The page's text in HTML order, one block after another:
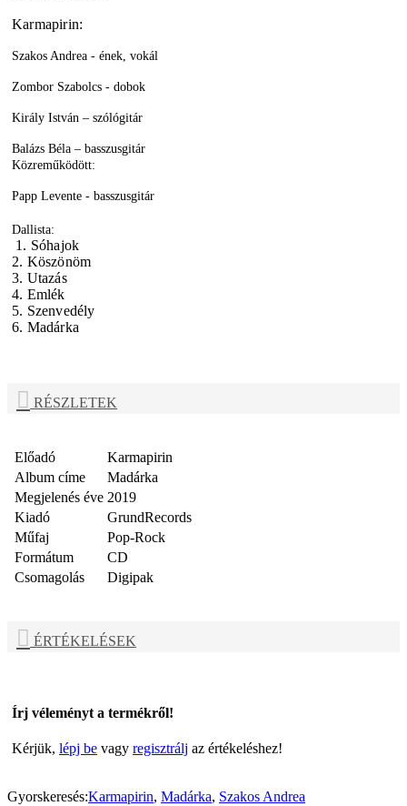
Karmapirin:
Szakos Andrea - ének, vokál
Zombor Szabolcs - dobok
Király István – szólógitár
Balázs Béla – basszusgitár
Közreműködött:
Papp Levente - basszusgitár
Dallista:
1. Sóhajok
2. Köszönöm
3. Utazás
4. Emlék
5. Szenvedély
6. Madárka
RÉSZLETEK
Előadó
Karmapirin
Album címe
Madárka
Megjelenés éve 2019
Kiadó
GrundRecords
Műfaj
Pop-Rock
Formátum
CD
Csomagolás
Digipak
ÉRTÉKELÉSEK
Írj véleményt a termékről!
Kérjük, lépj be vagy regisztrálj az értékeléshez!
Gyorskeresés:Karmapirin, Madárka, Szakos Andrea